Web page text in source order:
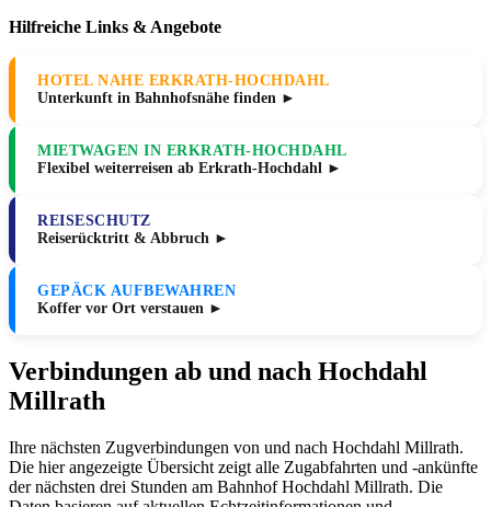
Hilfreiche Links & Angebote
HOTEL NAHE ERKRATH-HOCHDAHL
Unterkunft in Bahnhofsnähe finden ►
MIETWAGEN IN ERKRATH-HOCHDAHL
Flexibel weiterreisen ab Erkrath-Hochdahl ►
REISESCHUTZ
Reiserücktritt & Abbruch ►
GEPÄCK AUFBEWAHREN
Koffer vor Ort verstauen ►
Verbindungen ab und nach Hochdahl
Millrath
Ihre nächsten Zugverbindungen von und nach Hochdahl Millrath.
Die hier angezeigte Übersicht zeigt alle Zugabfahrten und -ankünfte
der nächsten drei Stunden am Bahnhof Hochdahl Millrath. Die